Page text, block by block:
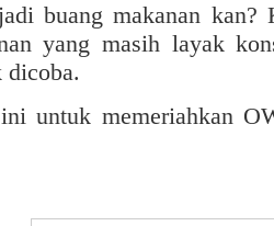
buang makanan kan?
yang masih layak
dicoba.
untuk memeriahkan